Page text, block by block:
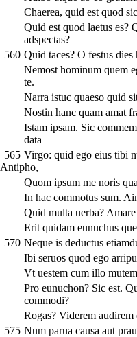
Chaerea, quid est quod
Quid est quod laetus es?
adspectas?
560 Quid taces? O festus
Nemost hominum quem
te.
Narra istuc quaeso quid
Nostin hanc quam amat
Istam ipsam. Sic
data
565 Virgo: quid ego eius tibi
Antipho,
Quom ipsum me noris
In hac commotus sum.
Quid multa uerba?
Erit quidam eunuchus
570 Neque is deductus
Ibi seruos quod ego
Vt uestem cum illo
Pro eunuchon? Sic est.
commodi?
Rogas? Viderem
575 Num parua causa aut